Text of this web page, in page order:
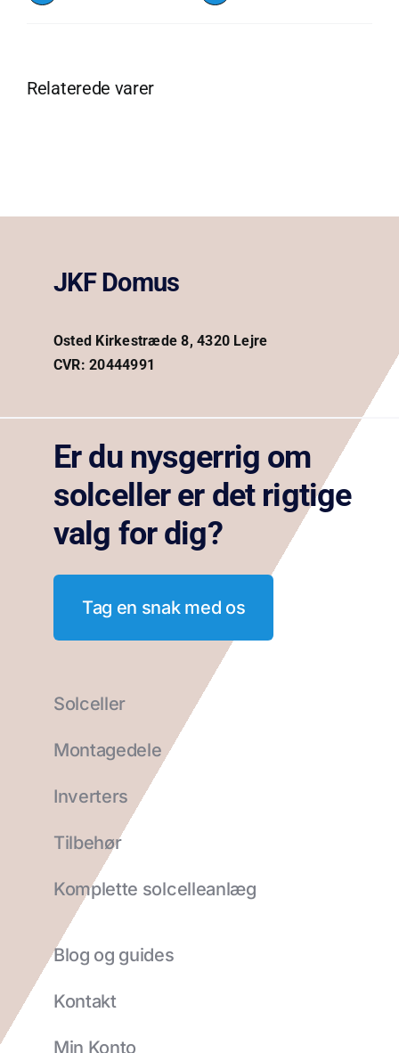
Relaterede varer
JKF Domus
Osted Kirkestræde 8, 4320 Lejre
CVR: 20444991
Er du nysgerrig om
solceller er det rigtige
valg for dig?
Tag en snak med os
Solceller
Montagedele
Inverters
Tilbehør
Komplette solcelleanlæg
Blog og guides
Kontakt
Min Konto